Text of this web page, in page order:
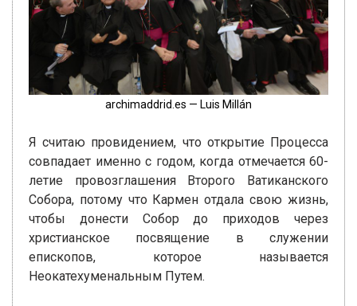
archimaddrid.es — Luis Millán
Я считаю провидением, что открытие Процесса
совпадает именно с годом, когда отмечается 60-
летие провозглашения Второго Ватиканского
Собора, потому что Кармен отдала свою жизнь,
чтобы донести Собор до приходов через
христианское посвящение в служении
епископов, которое называется
Неокатехуменальным Путем.